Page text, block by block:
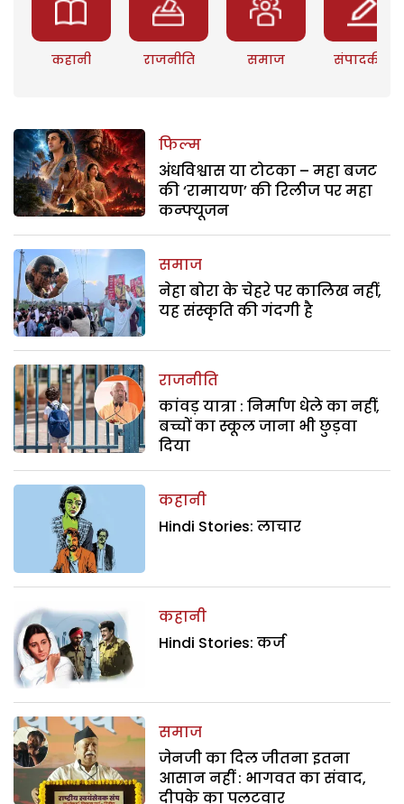
कहानी राजनीति समाज संपादकीय
फिल्म
अंधविश्वास या टोटका – महा बजट
की ‘रामायण’ की रिलीज पर महा
कन्फ्यूजन
समाज
नेहा बोरा के चेहरे पर कालिख नहीं,
यह संस्कृति की गंदगी है
राजनीति
कांवड़ यात्रा : निर्माण धेले का नहीं,
बच्चों का स्कूल जाना भी छुड़वा
दिया
कहानी
Hindi Stories: लाचार
कहानी
Hindi Stories: कर्ज
समाज
जेनजी का दिल जीतना इतना
आसान नहीं : भागवत का संवाद,
दीपके का पलटवार